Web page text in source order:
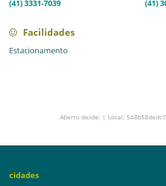
(41) 3331-7039 (41)
Facilidades
Estacionamento
Aberto desde: | Local:
cidades